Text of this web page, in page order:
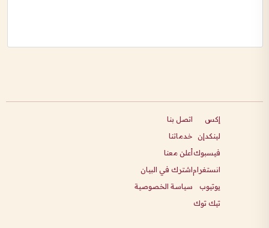
إكس
لينكدإن
فيسبوك
انستغرام
يوتيوب
تيك توك
اتصل بنا
خدماتنا
أعلن معنا
اشترك في البيان
سياسة الخصوصية